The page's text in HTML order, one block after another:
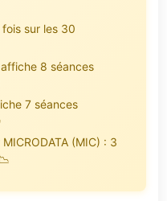
sur les 30
affiche 8 séances
7 séances
(MIC) : 3